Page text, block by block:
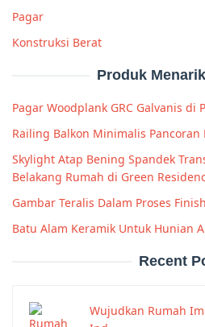
Pagar
Konstruksi Berat
Produk
Pagar Woodplank GRC Galvanis di
Railing Balkon Minimalis Pancoran
Skylight Atap Bening Spandek
Belakang Rumah di Green
Gambar Teralis Dalam Proses
Batu Alam Keramik Untuk Hunian
Recent
Wujudkan Rumah